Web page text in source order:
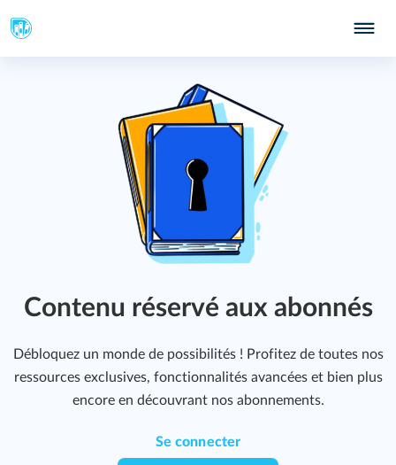
Contenu réservé aux abonnés
Débloquez un monde de possibilités ! Profitez de toutes nos
ressources exclusives, fonctionnalités avancées et bien plus
encore en découvrant nos abonnements.
Se connecter